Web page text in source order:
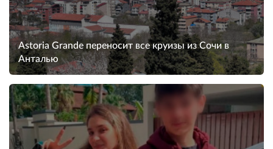
Astoria Grande переносит все круизы из Сочи в
Анталью